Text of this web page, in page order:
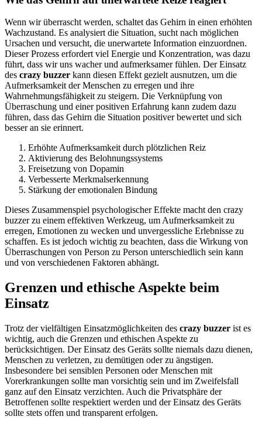
Wenn wir überrascht werden, schaltet das Gehirn in einen erhöhten
Wachzustand. Es analysiert die Situation, sucht nach möglichen
Ursachen und versucht, die unerwartete Information einzuordnen.
Dieser Prozess erfordert viel Energie und Konzentration, was dazu
führt, dass wir uns wacher und aufmerksamer fühlen. Der Einsatz
des crazy buzzer kann diesen Effekt gezielt ausnutzen, um die
Aufmerksamkeit der Menschen zu erregen und ihre
Wahrnehmungsfähigkeit zu steigern. Die Verknüpfung von
Überraschung und einer positiven Erfahrung kann zudem dazu
führen, dass das Gehirn die Situation positiver bewertet und sich
besser an sie erinnert.
Erhöhte Aufmerksamkeit durch plötzlichen Reiz
Aktivierung des Belohnungssystems
Freisetzung von Dopamin
Verbesserte Merkmalserkennung
Stärkung der emotionalen Bindung
Dieses Zusammenspiel psychologischer Effekte macht den crazy
buzzer zu einem effektiven Werkzeug, um Aufmerksamkeit zu
erregen, Emotionen zu wecken und unvergessliche Erlebnisse zu
schaffen. Es ist jedoch wichtig zu beachten, dass die Wirkung von
Überraschungen von Person zu Person unterschiedlich sein kann
und von verschiedenen Faktoren abhängt.
Grenzen und ethische Aspekte beim
Einsatz
Trotz der vielfältigen Einsatzmöglichkeiten des crazy buzzer ist es
wichtig, auch die Grenzen und ethischen Aspekte zu
berücksichtigen. Der Einsatz des Geräts sollte niemals dazu dienen,
Menschen zu verletzen, zu demütigen oder zu ängstigen.
Insbesondere bei sensiblen Personen oder Menschen mit
Vorerkrankungen sollte man vorsichtig sein und im Zweifelsfall
ganz auf den Einsatz verzichten. Auch die Privatsphäre der
Betroffenen sollte respektiert werden und der Einsatz des Geräts
sollte stets offen und transparent erfolgen.